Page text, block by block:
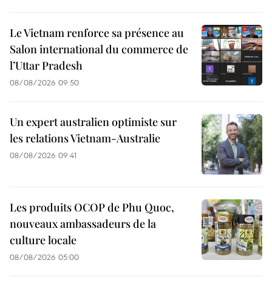
Le Vietnam renforce sa présence au
Salon international du commerce de
l’Uttar Pradesh
08/08/2026 09:50
Un expert australien optimiste sur
les relations Vietnam-Australie
08/08/2026 09:41
Les produits OCOP de Phu Quoc,
nouveaux ambassadeurs de la
culture locale
08/08/2026 05:00